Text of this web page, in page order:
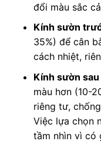
đổi màu sắc
Kính sườn
35%) để cân
cách nhiệt,
Kính sườn
màu hơn (10-
riêng tư,
Việc lựa chọn
tầm nhìn vì có